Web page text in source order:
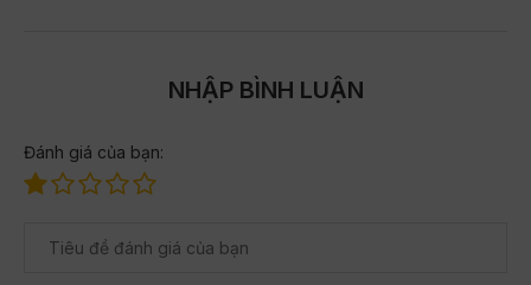
NHẬP BÌNH LUẬN
Đánh giá của bạn: